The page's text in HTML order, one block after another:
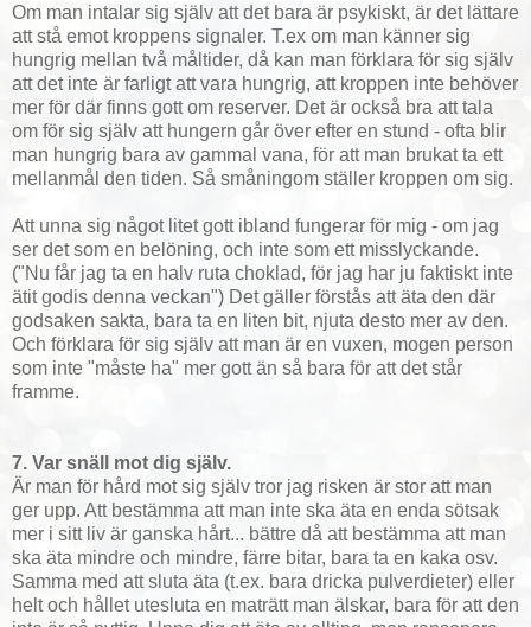
Om man intalar sig själv att det bara är psykiskt, är det lättare
att stå emot kroppens signaler. T.ex om man känner sig
hungrig mellan två måltider, då kan man förklara för sig själv
att det inte är farligt att vara hungrig, att kroppen inte behöver
mer för där finns gott om reserver. Det är också bra att tala
om för sig själv att hungern går över efter en stund - ofta blir
man hungrig bara av gammal vana, för att man brukat ta ett
mellanmål den tiden. Så småningom ställer kroppen om sig.
Att unna sig något litet gott ibland fungerar för mig - om jag
ser det som en belöning, och inte som ett misslyckande.
("Nu får jag ta en halv ruta choklad, för jag har ju faktiskt inte
ätit godis denna veckan") Det gäller förstås att äta den där
godsaken sakta, bara ta en liten bit, njuta desto mer av den.
Och förklara för sig själv att man är en vuxen, mogen person
som inte "måste ha" mer gott än så bara för att det står
framme.
7. Var snäll mot dig själv.
Är man för hård mot sig själv tror jag risken är stor att man
ger upp. Att bestämma att man inte ska äta en enda sötsak
mer i sitt liv är ganska hårt... bättre då att bestämma att man
ska äta mindre och mindre, färre bitar, bara ta en kaka osv.
Samma med att sluta äta (t.ex. bara dricka pulverdieter) eller
helt och hållet utesluta en maträtt man älskar, bara för att den